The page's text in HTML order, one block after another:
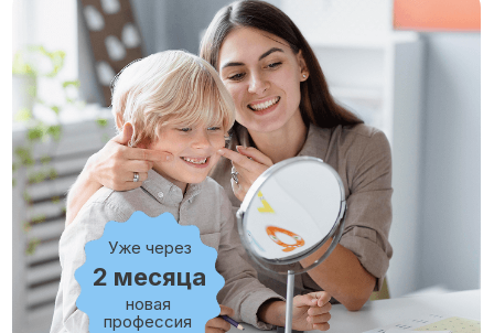
2 месяца
Уже через
новая
профессия